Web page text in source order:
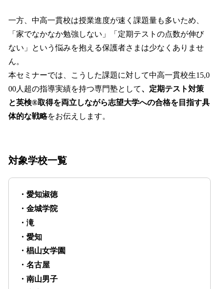
一方、中高一貫校は授業進度が速く課題量も多いため、
「家でなかなか勉強しない」「定期テストの点数が伸び
ない」という悩みを抱える保護者さまは少なくありませ
ん。
本セミナーでは、こうした課題に対して中高一貫校生15,0
00人超の指導実績を持つ専門塾として、定期テスト対策
と英検®取得を両立しながら志望大学への合格を目指す具
体的な戦略をお伝えします。
対象学校一覧
・愛知淑徳
・金城学院
・滝
・愛知
・椙山女学園
・名古屋
・南山男子